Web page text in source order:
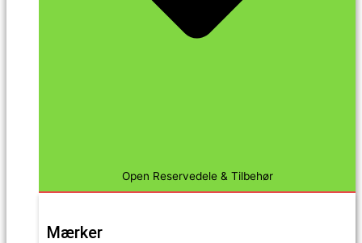
Open Reservedele & Tilbehør
Mærker